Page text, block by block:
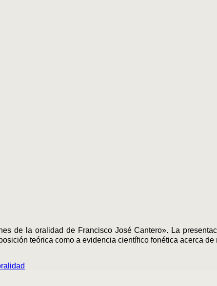
de la oralidad de Francisco José Cantero». La
teórica como a evidencia científico fonética acerca